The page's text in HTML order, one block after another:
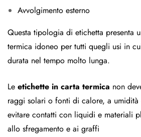
Avvolgimento esterno
Questa tipologia di etichetta presenta
termica idoneo per tutti quegli usi in
durata nel tempo molto lunga.
Le etichette in carta termica non
raggi solari o fonti di calore, a umidità
evitare contatti con liquidi e materiali
allo sfregamento e ai graffi